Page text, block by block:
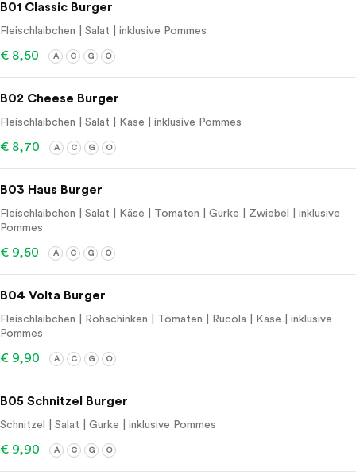
B01 Classic Burger
Fleischlaibchen | Salat | inklusive Pommes
€ 8,50 A C G O
B02 Cheese Burger
Fleischlaibchen | Salat | Käse | inklusive Pommes
€ 8,70 A C G O
B03 Haus Burger
Fleischlaibchen | Salat | Käse | Tomaten | Gurke | Zwiebel | inklusive
Pommes
€ 9,50 A C G O
B04 Volta Burger
Fleischlaibchen | Rohschinken | Tomaten | Rucola | Käse | inklusive
Pommes
€ 9,90 A C G O
B05 Schnitzel Burger
Schnitzel | Salat | Gurke | inklusive Pommes
€ 9,90 A C G O